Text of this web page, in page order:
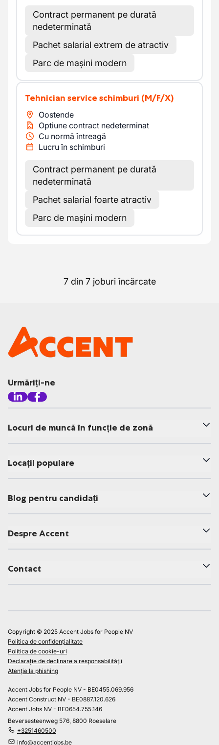
Contract permanent pe durată
nedeterminată
Pachet salarial extrem de atractiv
Parc de mașini modern
Tehnician service schimburi (M/F/X)
Oostende
Optiune contract nedeterminat
Cu normă întreagă
Lucru în schimburi
Contract permanent pe durată
nedeterminată
Pachet salarial foarte atractiv
Parc de mașini modern
7 din 7 joburi încărcate
Urmăriți-ne
Locuri de muncă în funcție de zonă
Locații populare
Blog pentru candidați
Despre Accent
Contact
Copyright © 2025 Accent Jobs for People NV
Politica de confidențialitate
Politica de cookie-uri
Declarație de declinare a responsabilității
Atenție la phishing
Accent Jobs for People NV - BE0455.069.956
Accent Construct NV - BE0887.120.626
Accent Jobs NV - BE0654.755.146
Beversesteenweg 576, 8800 Roeselare
+3251460500
info@accentjobs.be